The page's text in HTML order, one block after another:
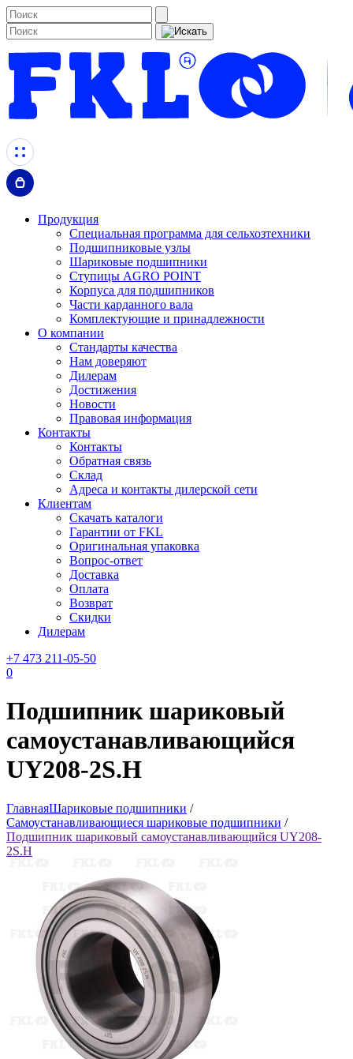
Продукция
Специальная программа для сельхозтехники
Подшипниковые узлы
Шариковые подшипники
Ступицы AGRO POINT
Корпуса для подшипников
Части карданного вала
Комплектующие и принадлежности
О компании
Стандарты качества
Нам доверяют
Дилерам
Достижения
Новости
Правовая информация
Контакты
Контакты
Обратная связь
Склад
Адреса и контакты дилерской сети
Клиентам
Скачать каталоги
Гарантии от FKL
Оригинальная упаковка
Вопрос-ответ
Доставка
Оплата
Возврат
Скидки
Дилерам
+7 473 211-05-50
0
Подшипник шариковый
самоустанавливающийся
UY208-2S.H
ГлавнаяШариковые подшипники /
Самоустанавливающиеся шариковые подшипники /
Подшипник шариковый самоустанавливающийся UY208-
2S.H